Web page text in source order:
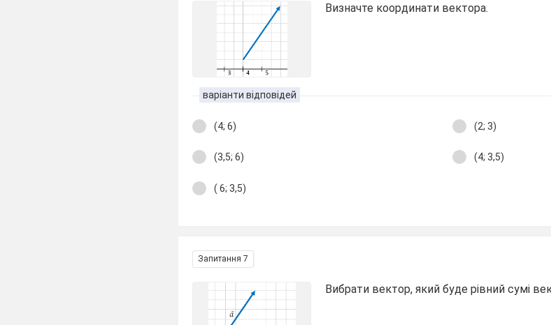
Визначте координати вектора.
варіанти відповідей
(4; 6) (2; 3)
(3,5; 6) (4; 3,5)
( 6; 3,5)
Запитання 7
Вибрати вектор, який буде рівний сумі